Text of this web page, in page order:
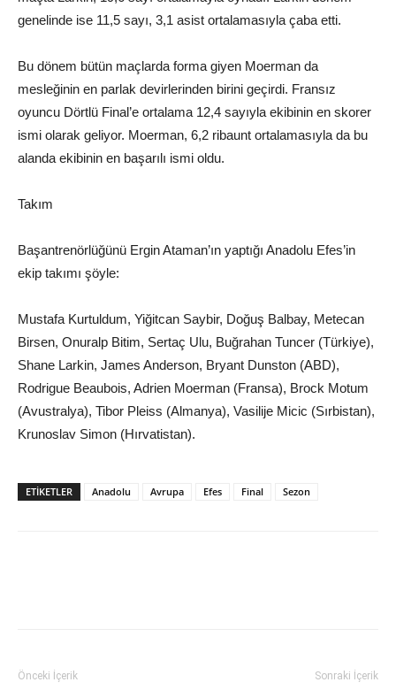
genelinde ise 11,5 sayı, 3,1 asist ortalamasıyla çaba etti.
Bu dönem bütün maçlarda forma giyen Moerman da
mesleğinin en parlak devirlerinden birini geçirdi. Fransız
oyuncu Dörtlü Final’e ortalama 12,4 sayıyla ekibinin en skorer
ismi olarak geliyor. Moerman, 6,2 ribaunt ortalamasıyla da bu
alanda ekibinin en başarılı ismi oldu.
Takım
Başantrenörlüğünü Ergin Ataman’ın yaptığı Anadolu Efes’in
ekip takımı şöyle:
Mustafa Kurtuldum, Yiğitcan Saybir, Doğuş Balbay, Metecan
Birsen, Onuralp Bitim, Sertaç Ulu, Buğrahan Tuncer (Türkiye),
Shane Larkin, James Anderson, Bryant Dunston (ABD),
Rodrigue Beaubois, Adrien Moerman (Fransa), Brock Motum
(Avustralya), Tibor Pleiss (Almanya), Vasilije Micic (Sırbistan),
Krunoslav Simon (Hırvatistan).
ETIKETLER Anadolu Avrupa Efes Final Sezon
Önceki İçerik Sonraki İçerik